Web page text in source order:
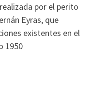
por el perito
Eyras, que
existentes en el
1950